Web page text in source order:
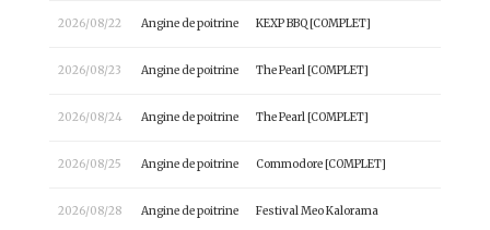
2026/08/22 Angine de poitrine KEXP BBQ [COMPLET]
2026/08/23 Angine de poitrine The Pearl [COMPLET]
2026/08/24 Angine de poitrine The Pearl [COMPLET]
2026/08/25 Angine de poitrine Commodore [COMPLET]
2026/08/28 Angine de poitrine Festival Meo Kalorama